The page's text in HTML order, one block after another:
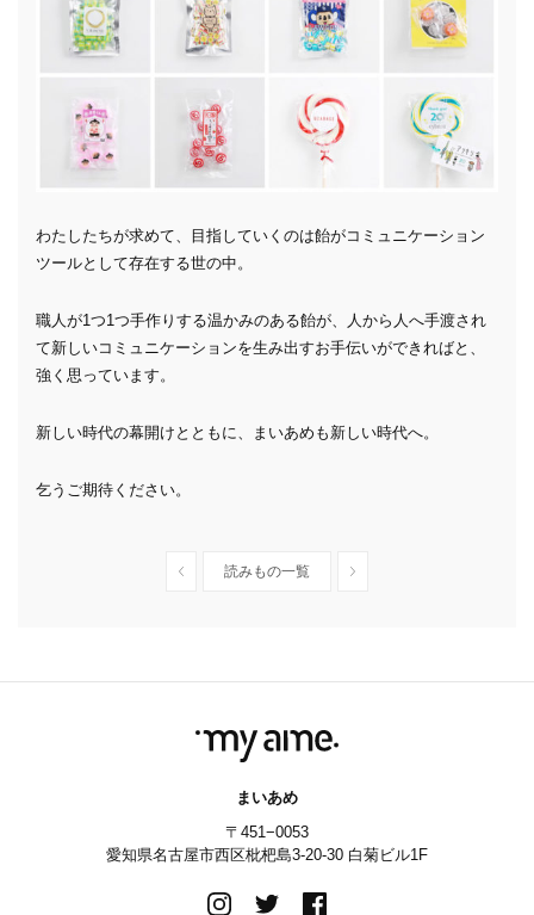
わたしたちが求めて、目指していくのは飴がコミュニケーション
ツールとして存在する世の中。
職人が1つ1つ手作りする温かみのある飴が、人から人へ手渡され
て新しいコミュニケーションを生み出すお手伝いができればと、
強く思っています。
新しい時代の幕開けとともに、まいあめも新しい時代へ。
乞うご期待ください。
読みもの一覧
まいあめ
〒451−0053
愛知県名古屋市西区枇杷島3-20-30 白菊ビル1F